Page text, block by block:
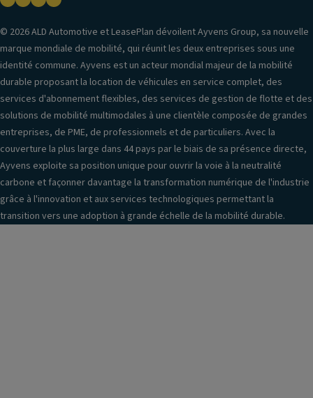
© 2026 ALD Automotive et LeasePlan dévoilent Ayvens Group, sa nouvelle
marque mondiale de mobilité, qui réunit les deux entreprises sous une
identité commune. Ayvens est un acteur mondial majeur de la mobilité
durable proposant la location de véhicules en service complet, des
services d'abonnement flexibles, des services de gestion de flotte et des
solutions de mobilité multimodales à une clientèle composée de grandes
entreprises, de PME, de professionnels et de particuliers. Avec la
couverture la plus large dans 44 pays par le biais de sa présence directe,
Ayvens exploite sa position unique pour ouvrir la voie à la neutralité
carbone et façonner davantage la transformation numérique de l'industrie
grâce à l'innovation et aux services technologiques permettant la
transition vers une adoption à grande échelle de la mobilité durable.